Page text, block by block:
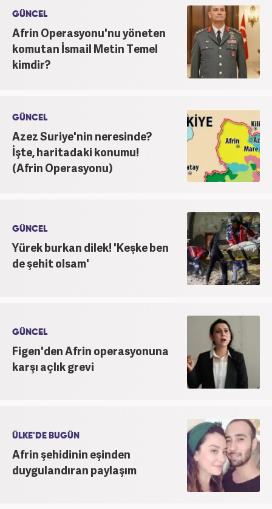
GÜNCEL
Afrin Operasyonu'nu yöneten
komutan İsmail Metin Temel
kimdir?
GÜNCEL
Azez Suriye'nin neresinde?
İşte, haritadaki konumu!
(Afrin Operasyonu)
GÜNCEL
Yürek burkan dilek! 'Keşke ben
de şehit olsam'
GÜNCEL
Figen'den Afrin operasyonuna
karşı açlık grevi
ÜLKE'DE BUGÜN
Afrin şehidinin eşinden
duygulandıran paylaşım